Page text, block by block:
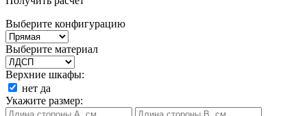
Выберите конфигурацию
Выберите материал
Верхние шкафы:
нет да
Укажите размер: